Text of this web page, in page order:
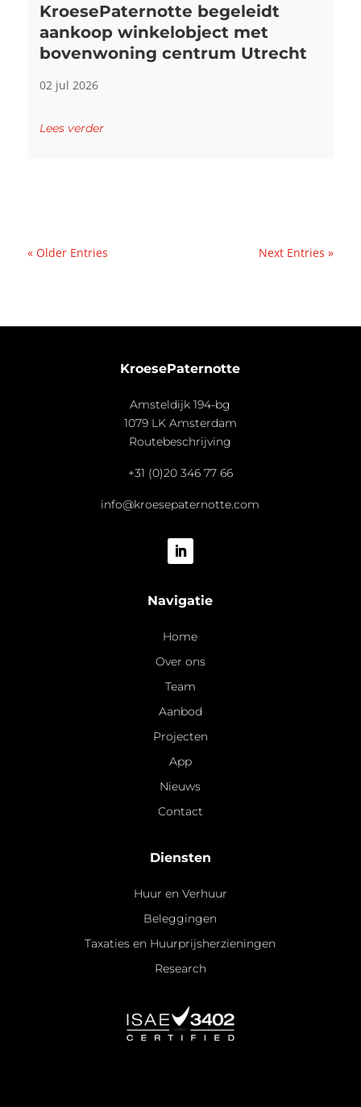
KroesePaternotte begeleidt
aankoop winkelobject met
bovenwoning centrum Utrecht
02 jul 2026
Lees verder
« Older Entries Next Entries »
KroesePaternotte
Amsteldijk 194-bg
1079 LK Amsterdam
Routebeschrijving
+31 (0)20 346 77 66
info@kroesepaternotte.com
Navigatie
Home
Over ons
Team
Aanbod
Projecten
App
Nieuws
Contact
Diensten
Huur en Verhuur
Beleggingen
Taxaties en Huurprijsherzieningen
Research